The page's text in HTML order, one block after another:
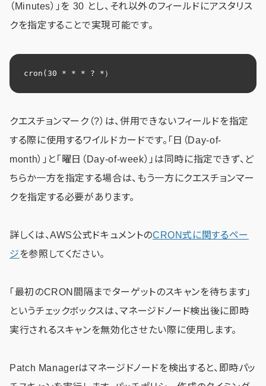
（Minutes）」を 30 とし、それ以外のフィールドにアスタリス
クを指定することで実現可能です。
cron(30 * * * ? *）
クエスチョンマーク（?）は、併用できないフィールドを指定
する際に使用するワイルドカードです。「日（Day-of-
month）」と「曜日（Day-of-week）」は同時に指定できず、ど
ちらか一方を指定する場合は、もう一方にクエスチョンマー
クを指定する必要があります。
詳しくは、AWS公式ドキュメントのCRON式に関するペー
ジを参照してください。
「最初のCRON間隔までターゲットのスキャンを待ちます」
というチェックボックスは、マネージドノード検出後に即時
実行されるスキャンを無効化させたい際に使用します。
Patch Managerはマネージドノードを検出すると、即時パッ